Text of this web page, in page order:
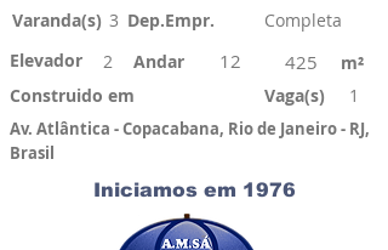
Varanda(s) 3 Dep.Empr.
Completa
Elevador
2 Andar 12
Construido em
425
m²
Vaga(s)
1
Av. Atlântica - Copacabana, Rio de Janeiro - RJ,
Brasil
Iniciamos em 1976